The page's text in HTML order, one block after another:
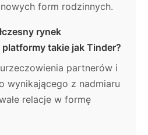
form rodzinnych.
rynek
takie jak Tinder?
partnerów i
wynikającego z nadmiaru
relacje w formę